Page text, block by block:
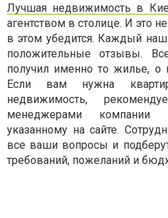
Лучшая недвижимость в
агентством в столице. И это
в этом убедится. Каждый наш
положительные отзывы.
получил именно то жилье, о
Если вам нужна
недвижимость,
менеджерами компании
указанному на сайте.
все ваши вопросы и
требований, пожеланий и